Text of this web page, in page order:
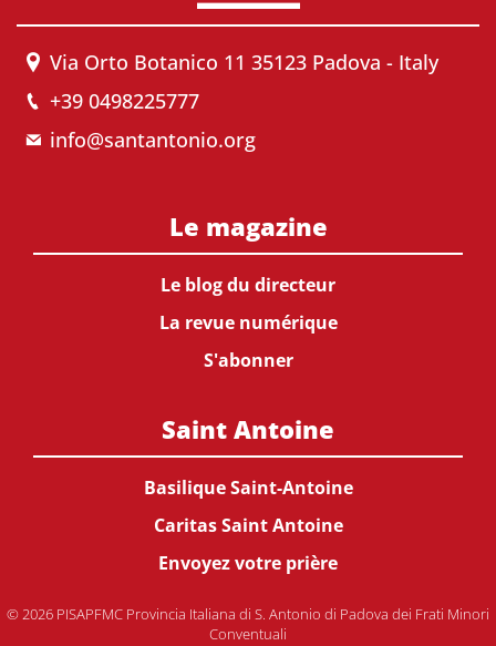
Via Orto Botanico 11 35123 Padova - Italy
+39 0498225777
info@santantonio.org
Le magazine
Le blog du directeur
La revue numérique
S'abonner
Saint Antoine
Basilique Saint-Antoine
Caritas Saint Antoine
Envoyez votre prière
© 2026 PISAPFMC Provincia Italiana di S. Antonio di Padova dei Frati Minori
Conventuali